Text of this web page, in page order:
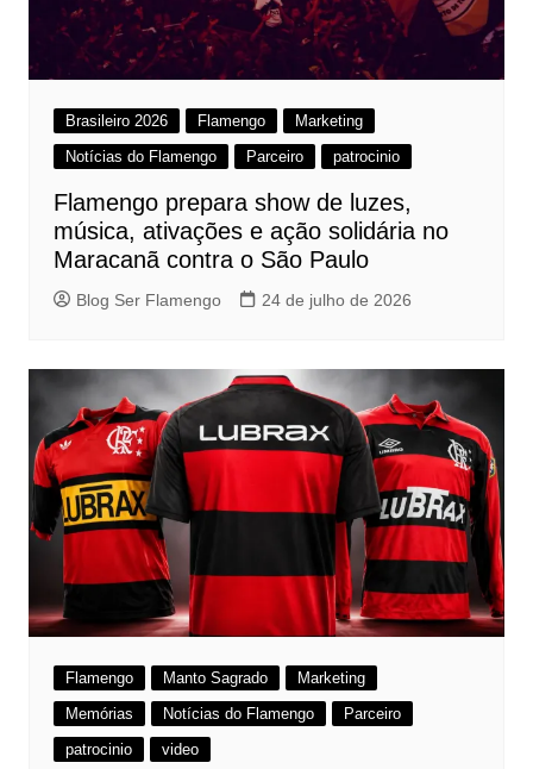
Brasileiro 2026 Flamengo
Marketing
Notícias do Flamengo
Parceiro patrocinio
Flamengo prepara show de luzes,
música, ativações e ação solidária no
Maracanã contra o São Paulo
Blog Ser Flamengo 24 de julho de 2026
Flamengo Manto Sagrado
Marketing
Memórias
Notícias do Flamengo
Parceiro
patrocinio
video